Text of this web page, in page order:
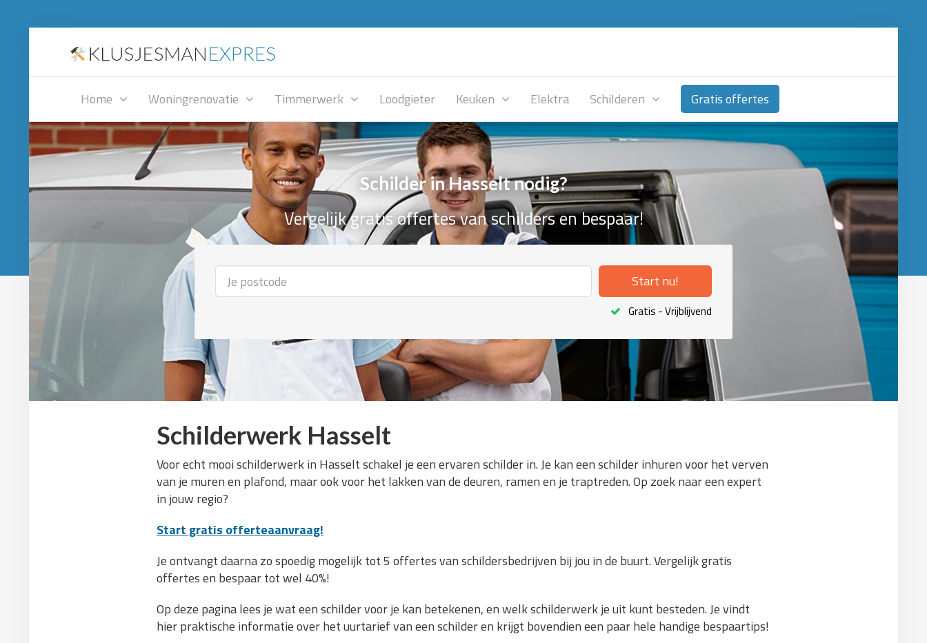
Home Woningrenovatie Timmerwerk Loodgieter Keuken Elektra Schilderen Gratis offertes
Schilder in Hasselt nodig?
Vergelijk gratis offertes van schilders en bespaar!
Start nu!
Gratis - Vrijblijvend
Schilderwerk Hasselt
Voor echt mooi schilderwerk in Hasselt schakel je een ervaren schilder in. Je kan een schilder inhuren voor het verven
van je muren en plafond, maar ook voor het lakken van de deuren, ramen en je traptreden. Op zoek naar een expert
in jouw regio?
Start gratis offerteaanvraag!
Je ontvangt daarna zo spoedig mogelijk tot 5 offertes van schildersbedrijven bij jou in de buurt. Vergelijk gratis
offertes en bespaar tot wel 40%!
Op deze pagina lees je wat een schilder voor je kan betekenen, en welk schilderwerk je uit kunt besteden. Je vindt
hier praktische informatie over het uurtarief van een schilder en krijgt bovendien een paar hele handige bespaartips!